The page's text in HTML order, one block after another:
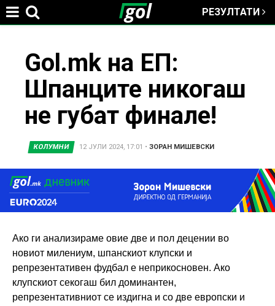
РЕЗУЛТАТИ
here
Gol.mk на ЕП:
Шпанците никогаш
не губат финале!
КОЛУМНИ 12 ЈУЛИ 2024, 17:01 • ЗОРАН МИШЕВСКИ
Ако ги анализираме овие две и пол децении во
новиот милениум, шпанскиот клупски и
репрезентативен фудбал е неприкосновен. Ако
клупскиот секогаш бил доминантен,
репрезентативниот се издигна и со две европски и